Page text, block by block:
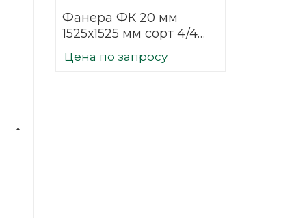
Фанера ФК 20 мм
1525х1525 мм сорт 4/4
нешлифованная
березовая
Цена по запросу